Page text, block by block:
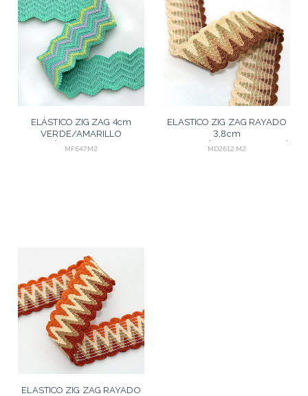
ELÁSTICO ZIG ZAG 4cm
VERDE/AMARILLO
BEBÉ/LAVANDA 25m
MF647.M2
ELASTICO ZIG ZAG RAYADO
3,8cm
MELOCOTÓN/BEIGE/MARRÓN
MD2612.M2
ELASTICO ZIG ZAG RAYADO